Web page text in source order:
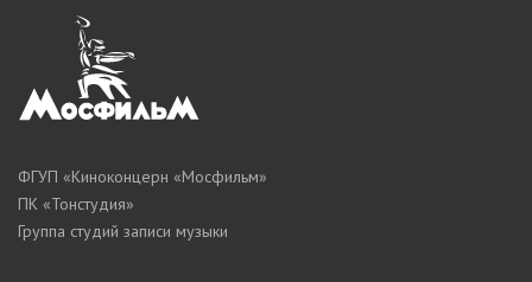
ФГУП «Киноконцерн «Мосфильм»
ПК «Тонстудия»
Группа студий записи музыки